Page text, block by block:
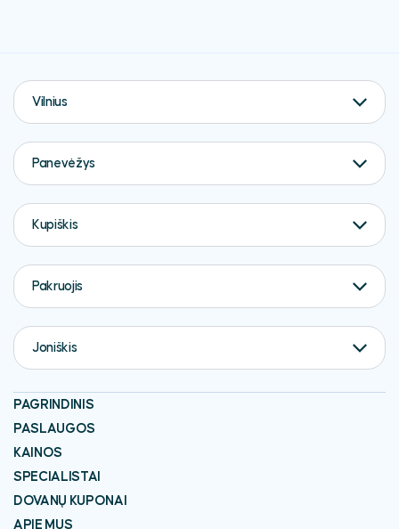
Vilnius
Panevėžys
Kupiškis
Pakruojis
Joniškis
PAGRINDINIS
PASLAUGOS
KAINOS
SPECIALISTAI
DOVANŲ KUPONAI
APIE MUS